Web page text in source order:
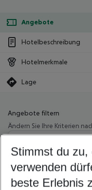
Angebote
Hotelbeschreibung
Hotelmerkmale
Lage
Angebote filtern
Ändern Sie Ihre Kriterien
Wähle deinen
Beliebiger
Wähle deinen
Stimmst du zu,
verwenden
beste Erlebnis